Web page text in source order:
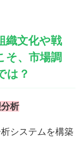
織文化や戦
そ、市場調
は？
析
システムを構築